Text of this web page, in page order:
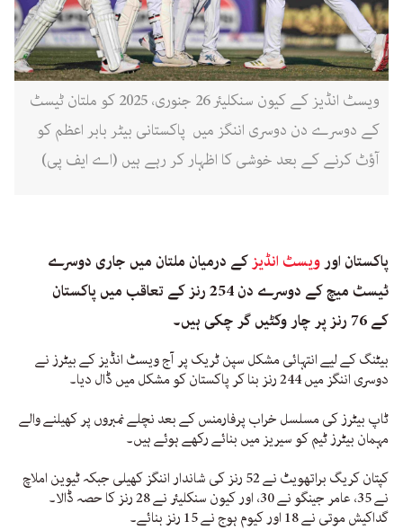
ویسٹ انڈیز کے کیون سنکلیئر 26 جنوری، 2025 کو ملتان ٹیسٹ
کے دوسرے دن دوسری اننگز میں پاکستانی بیٹر بابر اعظم کو
آؤٹ کرنے کے بعد خوشی کا اظہار کر رہے ہیں (اے ایف پی)
پاکستان اور ویسٹ انڈیز کے درمیان ملتان میں جاری دوسرے
ٹیسٹ میچ کے دوسرے دن 254 رنز کے تعاقب میں پاکستان
کے 76 رنز پر چار وکٹیں گر چکی ہیں۔
بیٹنگ کے لیے انتہائی مشکل سپن ٹریک پر آج ویسٹ انڈیز کے بیٹرز نے
دوسری اننگز میں 244 رنز بنا کر پاکستان کو مشکل میں ڈال دیا۔
ٹاپ بیٹرز کی مسلسل خراب پرفارمنس کے بعد نچلے نمبروں پر کھیلنے والے
مہمان بیٹرز ٹیم کو سیریز میں بنائے رکھے ہوئے ہیں۔
کپتان کریگ براتھویٹ نے 52 رنز کی شاندار اننگز کھیلی جبکہ ٹیوین املاچ
نے 35، عامر جینگو نے 30، اور کیون سنکلیئر نے 28 رنز کا حصہ ڈالا۔
گداکیش موتی نے 18 اور کیوم ہوج نے 15 رنز بنائے۔